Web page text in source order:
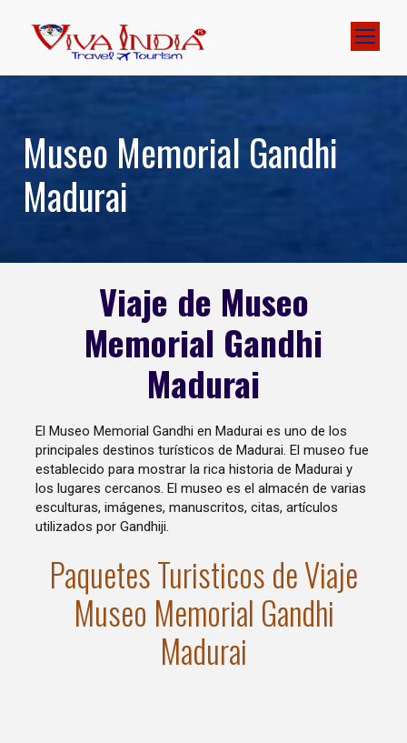
Museo Memorial Gandhi
Madurai
Viaje de Museo
Memorial Gandhi
Madurai
El Museo Memorial Gandhi en Madurai es uno de los
principales destinos turísticos de Madurai. El museo fue
establecido para mostrar la rica historia de Madurai y
los lugares cercanos. El museo es el almacén de varias
esculturas, imágenes, manuscritos, citas, artículos
utilizados por Gandhiji.
Paquetes Turisticos de Viaje
Museo Memorial Gandhi
Madurai